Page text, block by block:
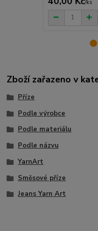
/ks
Zboží zařazeno v
Příze
Podle výrobce
Podle materiálu
Podle názvu
YarnArt
Směsové příze
Jeans Yarn Art